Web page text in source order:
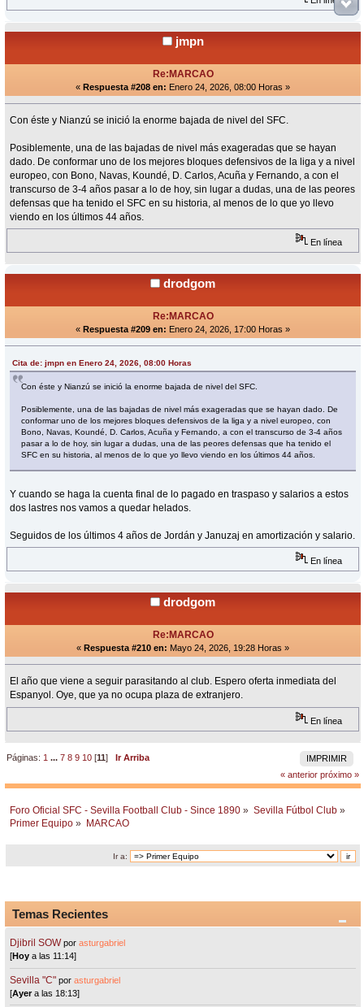
jmpn
Re:MARCAO
« Respuesta #208 en: Enero 24, 2026, 08:00 Horas »
Con éste y Nianzú se inició la enorme bajada de nivel del SFC.
Posiblemente, una de las bajadas de nivel más exageradas que se hayan
dado. De conformar uno de los mejores bloques defensivos de la liga y a nivel
europeo, con Bono, Navas, Koundé, D. Carlos, Acuña y Fernando, a con el
transcurso de 3-4 años pasar a lo de hoy, sin lugar a dudas, una de las peores
defensas que ha tenido el SFC en su historia, al menos de lo que yo llevo
viendo en los últimos 44 años.
En línea
drodgom
Re:MARCAO
« Respuesta #209 en: Enero 24, 2026, 17:00 Horas »
Cita de: jmpn en Enero 24, 2026, 08:00 Horas
Con éste y Nianzú se inició la enorme bajada de nivel del SFC.
Posiblemente, una de las bajadas de nivel más exageradas que se hayan dado. De
conformar uno de los mejores bloques defensivos de la liga y a nivel europeo, con
Bono, Navas, Koundé, D. Carlos, Acuña y Fernando, a con el transcurso de 3-4 años
pasar a lo de hoy, sin lugar a dudas, una de las peores defensas que ha tenido el
SFC en su historia, al menos de lo que yo llevo viendo en los últimos 44 años.
Y cuando se haga la cuenta final de lo pagado en traspaso y salarios a estos
dos lastres nos vamos a quedar helados.
Seguidos de los últimos 4 años de Jordán y Januzaj en amortización y salario.
En línea
drodgom
Re:MARCAO
« Respuesta #210 en: Mayo 24, 2026, 19:28 Horas »
El año que viene a seguir parasitando al club. Espero oferta inmediata del
Espanyol. Oye, que ya no ocupa plaza de extranjero.
En línea
IMPRIMIR
Páginas: 1 ...7 8 9 10 [11]Ir Arriba
« anterior próximo »
Foro Oficial SFC - Sevilla Football Club - Since 1890 » Sevilla Fútbol Club »
Primer Equipo » MARCAO
Ir a:
Temas Recientes
Djibril SOW porasturgabriel
[Hoy a las 11:14]
Sevilla "C"porasturgabriel
[Ayera las 18:13]